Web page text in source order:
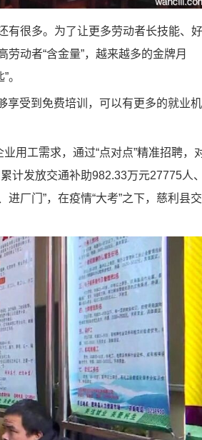
很多。为了让更多劳动者长技能、好
动者“含金量”，越来越多的金牌月
。
受到免费培训，可以有更多的就业机
工需求，通过“点对点”精准招聘，
计发放交通补助982.33万元27775人
厂门”，在疫情“大考”之下，慈利县交